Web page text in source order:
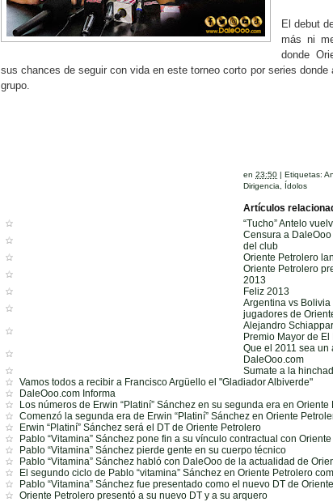
El debut
más ni
donde
sus chances de seguir con vida en este torneo corto por series
grupo.
en23:50 |Etiquetas:
Dirigencia
Ídolos
Artículos
“Tucho” Antelo
Censura a
del club
Oriente Petrolero
Oriente Petrolero
2013
Feliz 2013
Argentina vs
jugadores de
Alejandro
Premio Mayor de El
Que el 2011 sea un
DaleOoo.com
Sumate a la
Vamos todos a recibir a Francisco Argüello el "Gladiador Albiverde"
DaleOoo.com Informa
Los números de Erwin “Platiní” Sánchez en su segunda era en Oriente
Comenzó la segunda era de Erwin “Platiní” Sánchez en Oriente
Erwin “Platiní” Sánchez será el DT de Oriente Petrolero
Pablo “Vitamina” Sánchez pone fin a su vínculo contractual con
Pablo “Vitamina” Sánchez pierde gente en su cuerpo técnico
Pablo “Vitamina” Sánchez habló con DaleOoo de la actualidad de
El segundo ciclo de Pablo “vitamina” Sánchez en Oriente Petrolero
Pablo “Vitamina” Sánchez fue presentado como el nuevo DT de
Oriente Petrolero presentó a su nuevo DT y a su arquero